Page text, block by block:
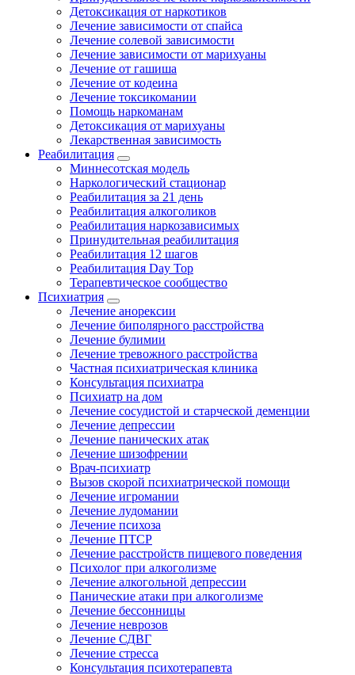
Детоксикация от наркотиков
Лечение зависимости от спайса
Лечение солевой зависимости
Лечение зависимости от марихуаны
Лечение от гашиша
Лечение от кодеина
Лечение токсикомании
Помощь наркоманам
Детоксикация от марихуаны
Лекарственная зависимость
Реабилитация
Миннесотская модель
Наркологический стационар
Реабилитация за 21 день
Реабилитация алкоголиков
Реабилитация наркозависимых
Принудительная реабилитация
Реабилитация 12 шагов
Реабилитация Day Top
Терапевтическое сообщество
Психиатрия
Лечение анорексии
Лечение биполярного расстройства
Лечение булимии
Лечение тревожного расстройства
Частная психиатрическая клиника
Консультация психиатра
Психиатр на дом
Лечение сосудистой и старческой деменции
Лечение депрессии
Лечение панических атак
Лечение шизофрении
Врач-психиатр
Вызов скорой психиатрической помощи
Лечение игромании
Лечение лудомании
Лечение психоза
Лечение ПТСР
Лечение расстройств пищевого поведения
Психолог при алкоголизме
Лечение алкогольной депрессии
Панические атаки при алкоголизме
Лечение бессонницы
Лечение неврозов
Лечение СДВГ
Лечение стресса
Консультация психотерапевта